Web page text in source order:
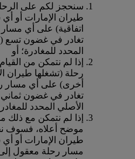
سنحجز لكم على الرحلة
طيران الإمارات أو
اتفاقية) على أي
المحدد للمغادرة؛ أو
إذا لم نتمكن من
رحلة (تشغلها طيران
أخرى) على أي مسار
الأصلي المحدد
إذا لم نتمكن مع ذلك
موضح أعلاه، فسوف
طيران الإمارات أو
مسار رحلة معقول